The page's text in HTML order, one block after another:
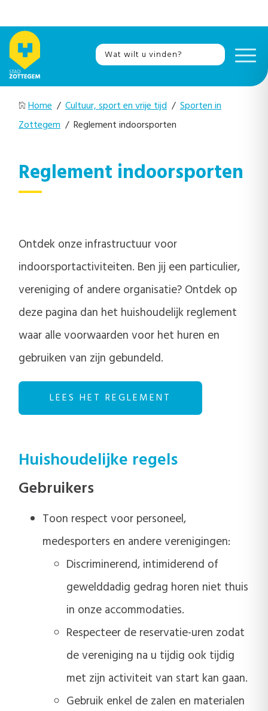
Home / Cultuur, sport en vrije tijd / Sporten in
Zottegem / Reglement indoorsporten
Reglement indoorsporten
Ontdek onze infrastructuur voor
indoorsportactiviteiten. Ben jij een particulier,
vereniging of andere organisatie? Ontdek op
deze pagina dan het huishoudelijk reglement
waar alle voorwaarden voor het huren en
gebruiken van zijn gebundeld.
LEES HET REGLEMENT
Huishoudelijke regels
Gebruikers
Toon respect voor personeel,
medesporters en andere verenigingen:
Discriminerend, intimiderend of
gewelddadig gedrag horen niet thuis
in onze accommodaties.
Respecteer de reservatie-uren zodat
de vereniging na u tijdig ook tijdig
met zijn activiteit van start kan gaan.
Gebruik enkel de zalen en materialen